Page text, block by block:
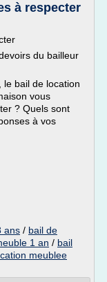
à respecter
du bailleur
bail de location
vous
? Quels sont
à vos
ans / bail de
1 an / bail
meublee